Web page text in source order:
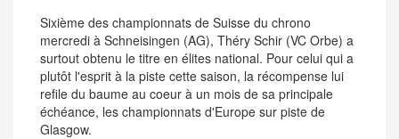
Sixième des championnats de Suisse du chrono
mercredi à Schneisingen (AG), Théry Schir (VC Orbe) a
surtout obtenu le titre en élites national. Pour celui qui a
plutôt l'esprit à la piste cette saison, la récompense lui
refile du baume au coeur à un mois de sa principale
échéance, les championnats d'Europe sur piste de
Glasgow.